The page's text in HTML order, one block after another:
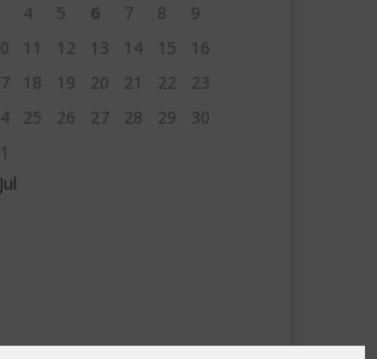
4 5 6 7 8
9
11 12 13 14 15
16
18 19 20 21 22
23
25 26 27 28 29
30